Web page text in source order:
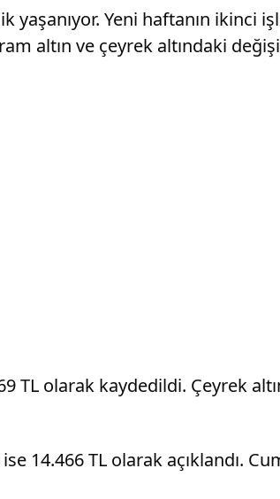
yaşanıyor. Yeni haftanın ikinci
altın ve çeyrek altındaki
TL olarak kaydedildi. Çeyrek
14.466 TL olarak açıklandı.